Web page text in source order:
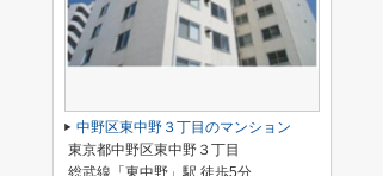
中野区東中野３丁目のマンション
東京都中野区東中野３丁目
総武線「東中野」駅 徒歩5分